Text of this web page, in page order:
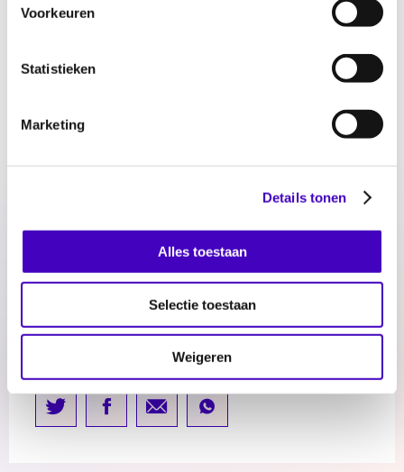
Voorkeuren
Statistieken
Marketing
Details tonen
Alles toestaan
Selectie toestaan
Weigeren
daarnaast 5.286 meldingen en vragen over
in 2020). Download hier het hele rapport.
Download Landelijk rapport
'Discriminatiecijfers 2021' (pdf | 1,21 MB)